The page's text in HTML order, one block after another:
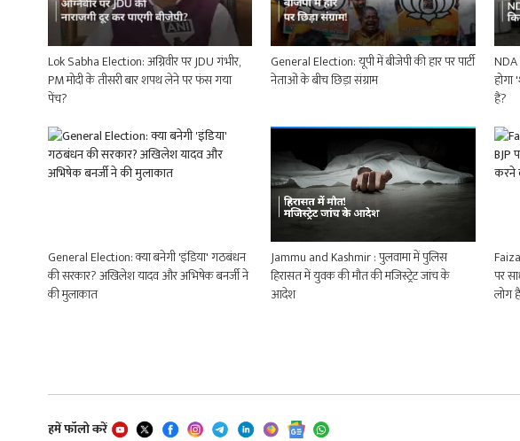
Lok Sabha Election: अग्निवीर पर JDU गंभीर,
PM मोदी के तीसरी बार शपथ लेने पर फंस गया
पेंच?
General Election: यूपी में बीजेपी की हार पर पार्टी
नेताओं के बीच छिड़ा संग्राम
होगा
हैं?
General Election: क्या बनेगी 'इंडिया' गठबंधन
की सरकार? अखिलेश यादव और अभिषेक बनर्जी ने
की मुलाकात
Jammu and Kashmir : पुलवामा में पुलिस
हिरासत में युवक की मौत की मजिस्ट्रेट जांच के
आदेश
पर
लोग
हमें फॉलो करें